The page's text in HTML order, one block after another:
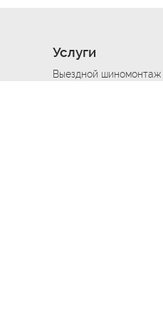
Услуги
Выездной шиномонтаж